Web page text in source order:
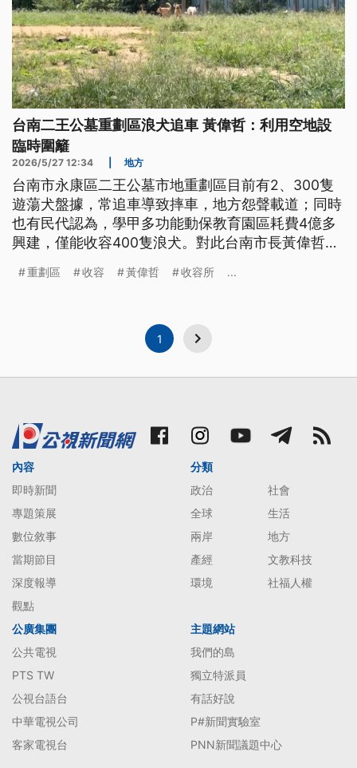
台南二王公墓重劃區浪犬追車 黃偉哲：利用空地設
臨時圍籬
2026/5/27 12:34 地方
台南市永康區二王公墓市地重劃區目前有2、300隻
遊蕩犬盤據，常追車導致摔車，地方怨聲載道；同時
也有民代認為，學甲多功能動保教育園區耗費4億多
興建，僅能收容400隻浪犬。對此台南市長黃偉哲強
法施工，施工成本暴增；而永康浪犬問題則是先利用
重劃區 收容 黃偉哲 收容所 ...
1
內容
即時新聞
專題策展
數位敘事
當期節目
深度報導
觀點
分類
政治
社會
全球
生活
兩岸
地方
產經
文教科技
環境
社福人權
公廣集團
公共電視
PTS TW
公視台語台
中華電視公司
客家電視台
主題網站
我們的島
獨立特派員
有話好說
P#新聞實驗室
PNN新聞議題中心